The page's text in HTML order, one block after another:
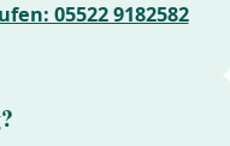
05522 9182582